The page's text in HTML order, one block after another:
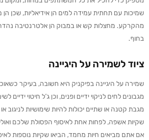
שמיכות עם תחתית עמידה למים הן אידיאליות, שכן הן
מהקרקע. מחצלות קש או במבוק הן אלטרנטיבה
בחוף.
ציוד לשמירה על היגיינה
שמירה על היגיינה בפיקניק היא חשובה, בעיקר
מגבונים לחים לניקוי ידיים ופנים, וכן ג’ל חיטוי ידיים
מגבת קטנה או שתיים יכולות להיות שימושיות לניגוב
שקיות אשפה, לפחות אחת לאיסוף הפסולת שלכם
אם אתם מביאים חיות מחמד, הביאו שקיות נוספות